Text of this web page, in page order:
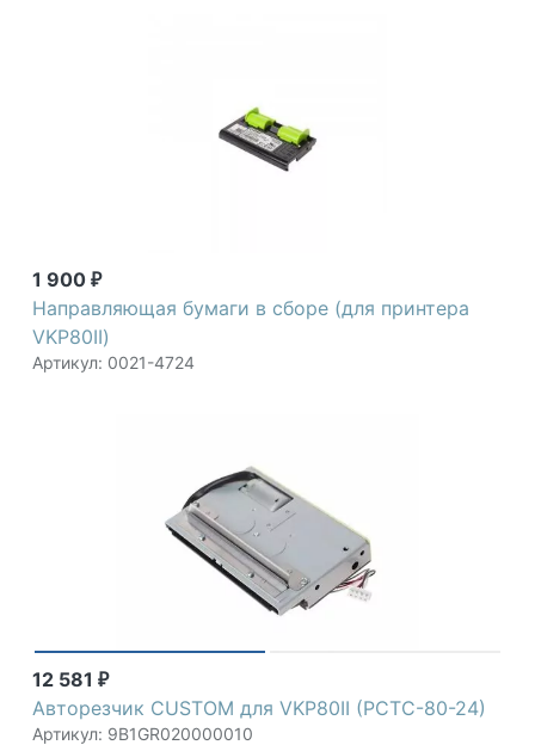
1 900 ₽
Направляющая бумаги в сборе (для принтера
VKP80II)
Артикул: 0021-4724
12 581 ₽
Авторезчик CUSTOM для VKP80II (PCTC-80-24)
Артикул: 9B1GR020000010